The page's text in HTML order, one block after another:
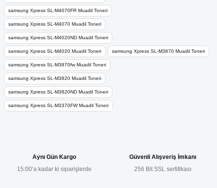
tarafımıza iletebilirsiniz.
Görüş ve önerileriniz için teşekkür ederiz.
Ürün resmi kalitesiz, bozuk veya görüntülenemiyor.
Ürün açıklamasında eksik bilgiler bulunuyor.
Ürün bilgilerinde hatalar bulunuyor.
Ürün fiyatı diğer sitelerden daha pahalı.
Bu ürüne benzer farklı alternatifler olmalı.
samsung Xpress SL-M4070FR Muadil Toneri
samsung Xpress SL-M4070 Muadil Toneri
samsung Xpress SL-M4020ND Muadil Toneri
samsung Xpress SL-M4020 Muadil Toneri samsung Xpress SL-M3870 Muadil Toneri
samsung Xpress SL-M3870fw Muadil Toneri
samsung Xpress SL-M3820 Muadil Toneri
samsung Xpress SL-M3820ND Muadil Toneri
samsung Xpress SL-M3370FW Muadil Toneri
Aynı Gün Kargo
15:00’a kadar ki siparişlerde
Güvenli Alışveriş İmkanı
256 Bit SSL sertifikası